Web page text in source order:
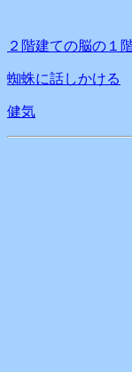
２階建ての脳の１
蜘蛛に話しかける
健気